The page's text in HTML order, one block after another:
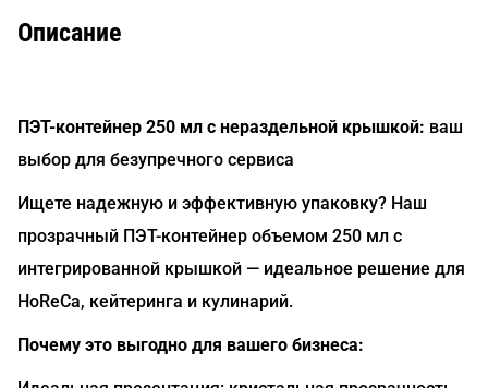
Описание
ПЭТ-контейнер 250 мл с нераздельной крышкой: ваш
выбор для безупречного сервиса
Ищете надежную и эффективную упаковку? Наш
прозрачный ПЭТ-контейнер объемом 250 мл с
интегрированной крышкой — идеальное решение для
HoReCa, кейтеринга и кулинарий.
Почему это выгодно для вашего бизнеса: